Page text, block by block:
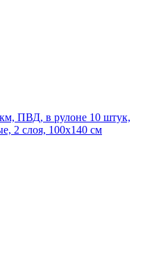
ПВД, в рулоне 10 штук,
2 слоя, 100x140 см